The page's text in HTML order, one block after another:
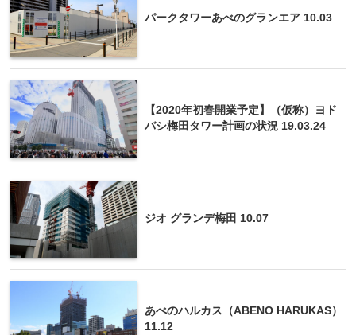
パークタワーあべのグランエア 10.03
【2020年初春開業予定】（仮称）ヨド
バシ梅田タワー計画の状況 19.03.24
ジオ グランデ梅田 10.07
あべのハルカス（ABENO HARUKAS）
11.12